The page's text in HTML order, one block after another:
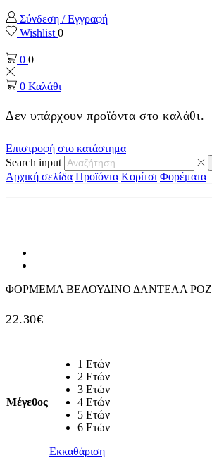
Σύνδεση / Εγγραφή
Wishlist 0
0 0
0 Καλάθι
Δεν υπάρχουν προϊόντα στο καλάθι.
Επιστροφή στο κατάστημα
Search input
Αρχική σελίδα Προϊόντα Κορίτσι Φορέματα
ΦΟΡΜΕΜΑ ΒΕΛΟΥΔΙΝΟ ΔΑΝΤΕΛΑ ΡΟΖ
22.30€
Μέγεθος
1 Ετών
2 Ετών
3 Ετών
4 Ετών
5 Ετών
6 Ετών
Εκκαθάριση